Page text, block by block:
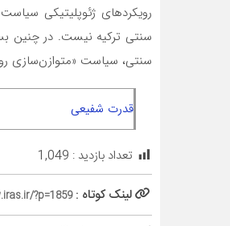
رویکردهای ژئوپلیتیکی
سنتی ترکیه نیست. در چنین
سنتی، سیاست «متوازن‌­سازی
قدرت شفیعی
تعداد بازدید : 1,049
لینک کوتاه :?p=1859